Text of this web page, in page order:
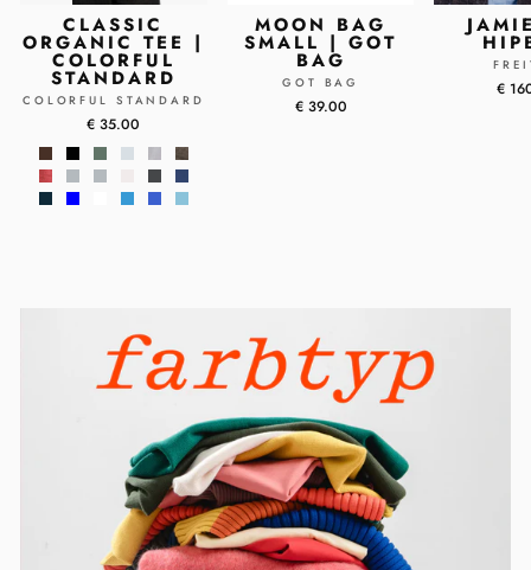
CLASSIC
ORGANIC TEE |
COLORFUL
STANDARD
COLORFUL STANDARD
€ 35.00
MOON BAG
SMALL | GOT
BAG
GOT BAG
€ 39.00
€